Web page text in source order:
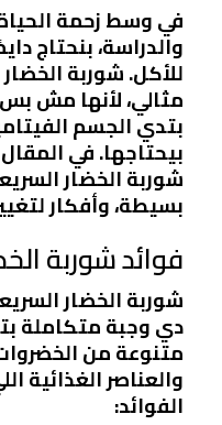
في وسط زحمة
والدراسة، بنحتاج
للأكل. شوربة
مثالي، لأنها مش
بتدي الجسم
بيحتاجها. في
شوربة الخضار
بسيطة، وأفكار
فوائد شوربة
شوربة الخضار
دي وجبة متكاملة
متنوعة من
والعناصر الغذائية
الفوائد: